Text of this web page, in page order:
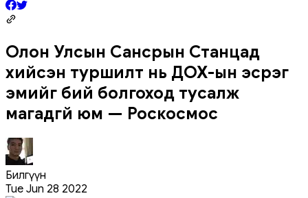
Олон Улсын Сансрын Станцад
хийсэн туршилт нь ДОХ-ын эсрэг
эмийг бий болгоход тусалж
магадгүй юм — Роскосмос
Билгүүн
Tue Jun 28 2022